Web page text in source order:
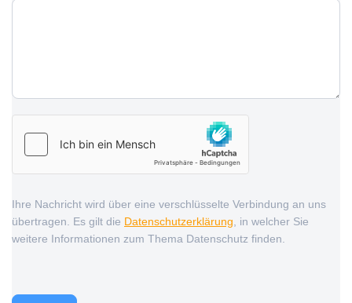
Ihre Nachricht wird über eine verschlüsselte Verbindung an uns
übertragen. Es gilt die Datenschutzerklärung , in welcher Sie
weitere Informationen zum Thema Datenschutz finden.